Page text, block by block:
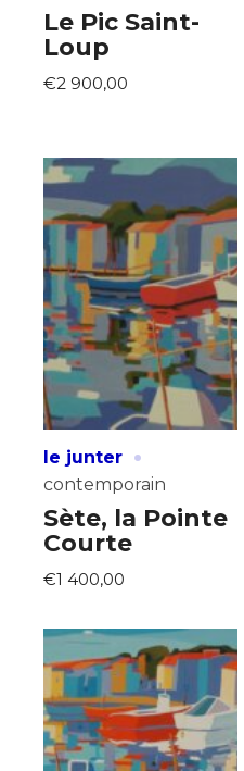
Le Pic Saint-
Loup
€2 900,00
le junter ·
contemporain
Sète, la Pointe
Courte
€1 400,00